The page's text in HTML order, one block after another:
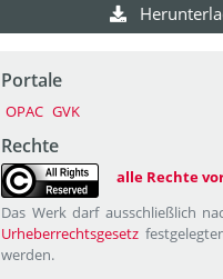
Portale
OPAC GVK
Rechte
alle Rechte
Das Werk darf ausschließlich
Urheberrechtsgesetz
werden.